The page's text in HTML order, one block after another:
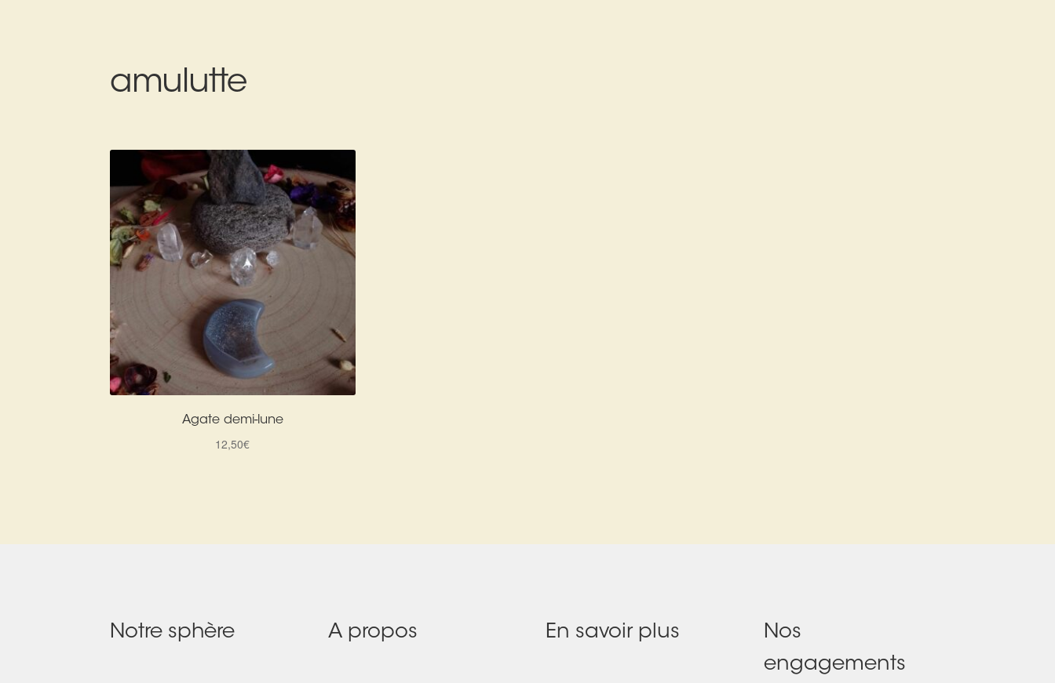
amulutte
Agate demi-lune
12,50€
Notre sphère A propos En savoir plus
Nos
engagements